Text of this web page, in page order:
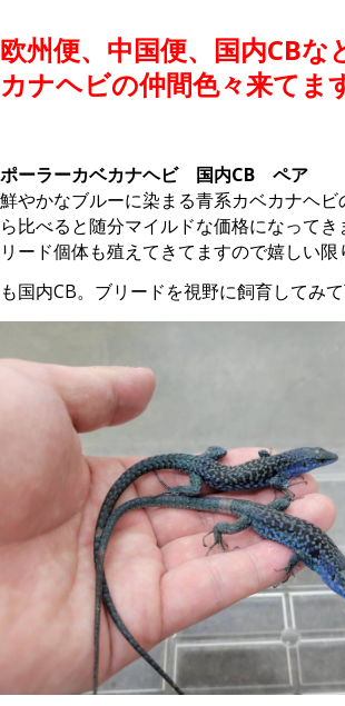
欧州便、中国便、国内CBな
カナヘビの仲間色々来てま
ポーラーカベカナヘビ 国内CB ペア
鮮やかなブルーに染まる青系カベカナヘ
ら比べると随分マイルドな価格になって
リード個体も殖えてきてますので嬉しい
も国内CB。ブリードを視野に飼育してみて